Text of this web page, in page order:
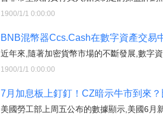
1900/1/1 0:00:00
BNB混幣器Ccs.Cash在數字資產交易
近年來,隨著加密貨幣市場的不斷發展,數字
1900/1/1 0:00:00
7月加息板上釘釘！CZ暗示牛市到來
美國勞工部上周五公布的數據顯示,美國6月